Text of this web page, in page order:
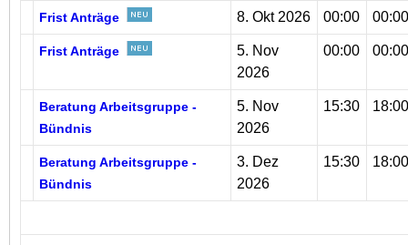
Frist Anträge 8. Okt 2026 00:00
Frist Anträge
5. Nov
2026
00:00
Beratung Arbeitsgruppe -
Bündnis
5. Nov
2026
15:30
Beratung Arbeitsgruppe -
Bündnis
3. Dez
2026
15:30